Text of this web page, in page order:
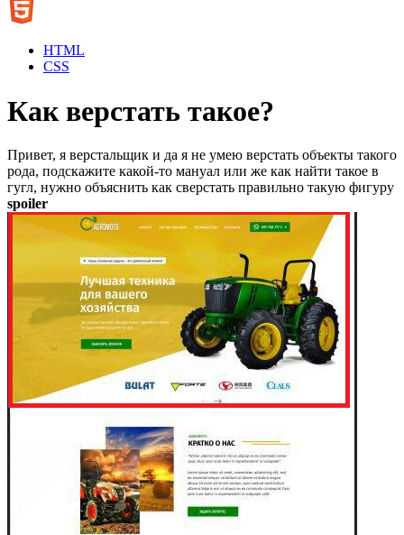
HTML
CSS
Как верстать такое?
Привет, я верстальщик и да я не умею верстать объекты такого
рода, подскажите какой-то мануал или же как найти такое в
гугл, нужно объяснить как сверстать правильно такую фигуру
spoiler